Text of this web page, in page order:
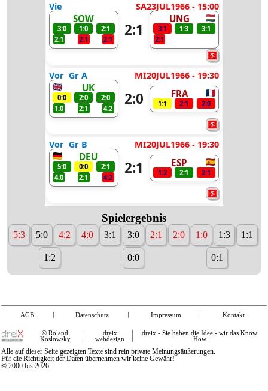
Vie SA23JUL1966 - 15:00
SOW
3:0 1:0
2:1
2:1
2:1 2:1
2:1
UNG
3:1 1:3
3:1
2:1
Vor Gr A MI20JUL1966 - 19:30
UK
0:0 2:0
2:0
1:0
2:1 4:2
2:0 FRA
1:1 2:1 2:0
Vor Gr B MI20JUL1966 - 19:30
DEU
5:0 0:0
2:1
4:0
2:1 4:2
2:1 ESP
1:2 2:1 2:1
Spielergebnis
5:3 5:0 4:2 4:0 3:1 3:0 2:1 2:0 1:0 1:3 1:1
1:2 0:0 0:1
AGB Datenschutz Impressum Kontakt
© Roland
Koslowsky
dreix
webdesign
dreix - Sie haben die Idee - wir das Know
How
Alle auf dieser Seite gezeigten Texte sind rein private Meinungsäußerungen.
Für die Richtigkeit der Daten übernehmen wir keine Gewähr!
© 2000 bis 2026